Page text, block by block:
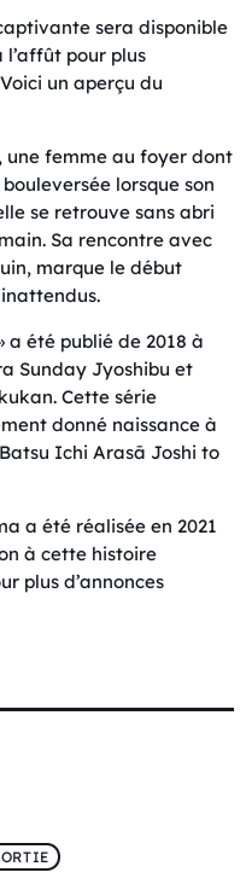
sera disponible
l’affût pour plus
un aperçu du
une femme au foyer dont
lorsque son
se retrouve sans abri
Sa rencontre avec
marque le début
a été publié de 2018 à
Sunday Jyoshibu et
Cette série
donné naissance à
Ichi Arasā Joshi to
a été réalisée en 2021
à cette histoire
plus d’annonces